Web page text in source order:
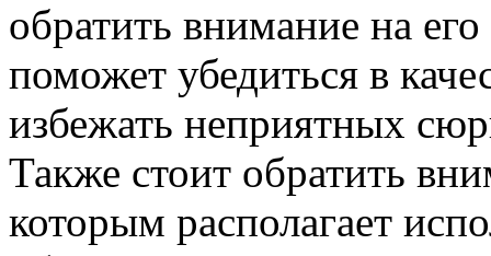
обратить внимание на
поможет убедиться в
избежать неприятных
Также стоит обратить
которым располагает